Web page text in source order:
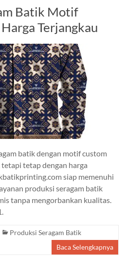
Batik Motif
Terjangkau
batik dengan motif custom
tetap dengan harga
siap memenuhi
produksi seragam batik
tanpa mengorbankan kualitas.
Produksi Seragam Batik
Baca Selengkapnya